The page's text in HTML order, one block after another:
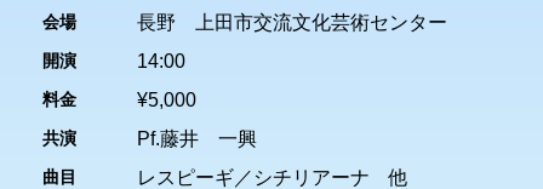
会場 長野 上田市交流文化芸術センター
開演 14:00
料金 ¥5,000
共演 Pf.藤井 一興
曲目 レスピーギ／シチリアーナ 他